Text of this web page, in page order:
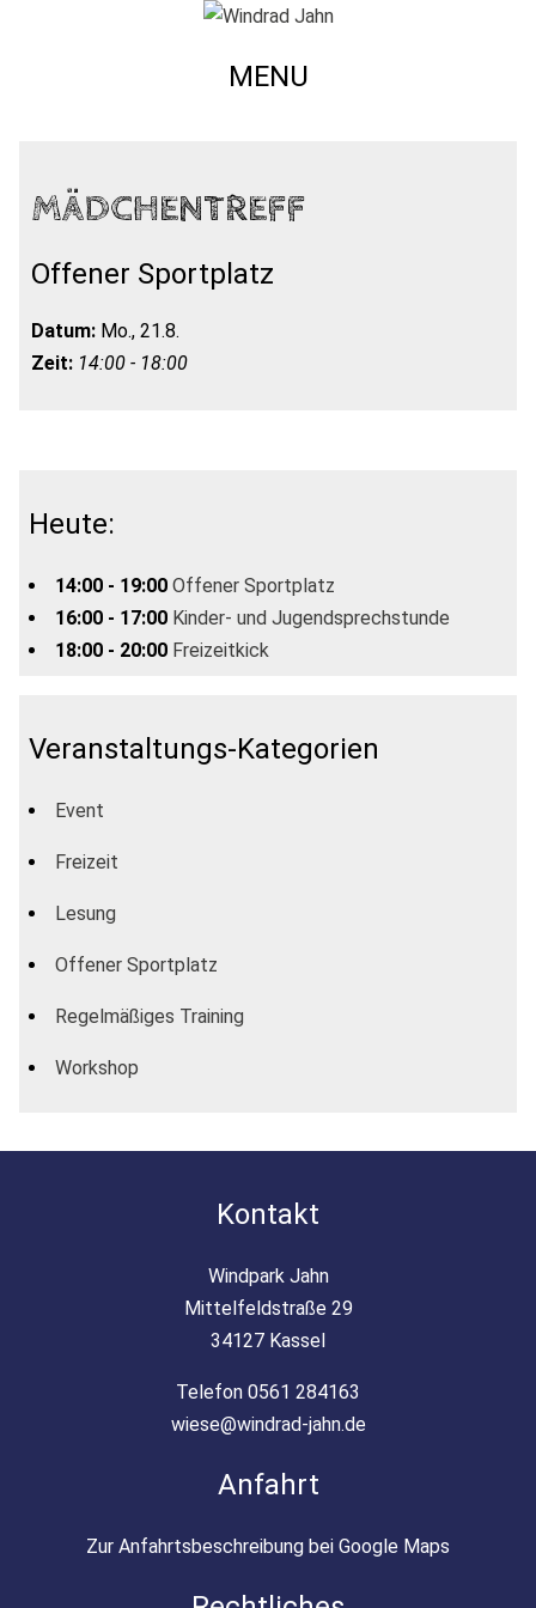
MENU
MÄDCHENTREFF
Offener Sportplatz
Datum: Mo., 21.8.
Zeit: 14:00 - 18:00
Heute:
14:00 - 19:00 Offener Sportplatz
16:00 - 17:00 Kinder- und Jugendsprechstunde
18:00 - 20:00 Freizeitkick
Veranstaltungs-Kategorien
Event
Freizeit
Lesung
Offener Sportplatz
Regelmäßiges Training
Workshop
Kontakt
Windpark Jahn
Mittelfeldstraße 29
34127 Kassel
Telefon 0561 284163
wiese@windrad-jahn.de
Anfahrt
Zur Anfahrtsbeschreibung bei Google Maps